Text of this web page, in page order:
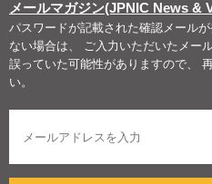
メールマガジン(JPNIC News &
パスワードが記載された確認メール
ない場合は、 ご入力いただいたメー
誤っていた可能性がありますので、
い。